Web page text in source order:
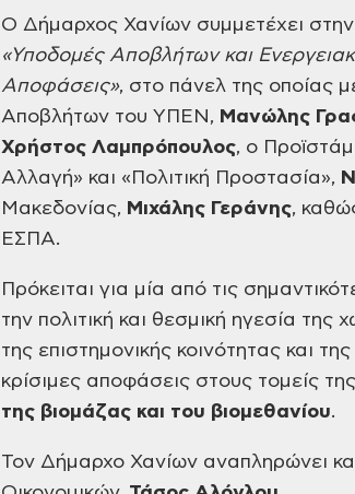
Ο Δήμαρχος Χανίων συμμετέχει στην
«Υποδομές Αποβλήτων και
Αποφάσεις», στο πάνελ της οποίας
Αποβλήτων του ΥΠΕΝ, Μανώλης
Χρήστος Λαμπρόπουλος, ο
Αλλαγή» και «Πολιτική Προστασία»,
Μακεδονίας, Μιχάλης Γεράνης,
ΕΣΠΑ.
Πρόκειται για μία από τις
την πολιτική και θεσμική ηγεσία
της επιστημονικής κοινότητας και
κρίσιμες αποφάσεις στους τομείς της
της βιομάζας και του βιομεθανίου.
Τον Δήμαρχο Χανίων αναπληρώνει